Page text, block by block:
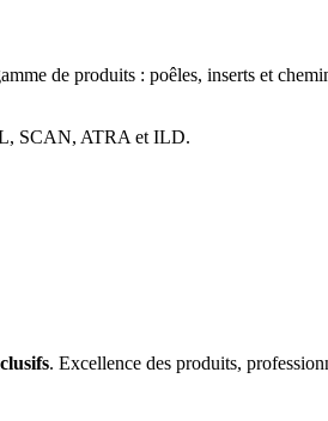
de produits : poêles, inserts et
SCAN, ATRA et ILD.
. Excellence des produits,